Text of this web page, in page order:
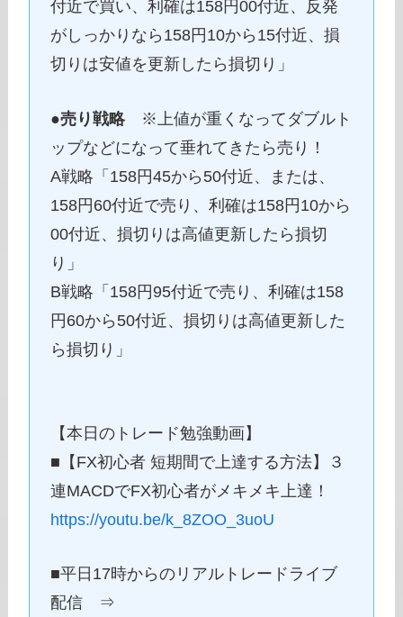
付近で買い、利確は158円00付近、反発
がしっかりなら158円10から15付近、損
切りは安値を更新したら損切り」
●売り戦略※上値が重くなってダブルト
ップなどになって垂れてきたら売り！
A戦略「158円45から50付近、または、
158円60付近で売り、利確は158円10から
00付近、損切りは高値更新したら損切
り」
B戦略「158円95付近で売り、利確は158
円60から50付近、損切りは高値更新した
ら損切り」
【本日のトレード勉強動画】
■【FX初心者 短期間で上達する方法】３
連MACDでFX初心者がメキメキ上達！
https://youtu.be/k_8ZOO_3uoU
■平日17時からのリアルトレードライブ
配信 ⇒